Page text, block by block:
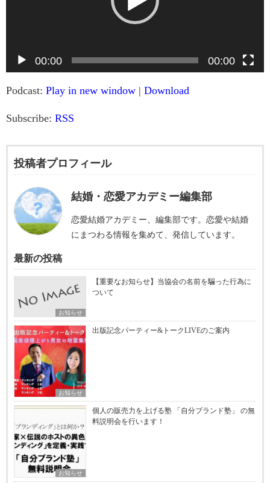
00:00 00:00
Podcast: Play in new window | Download
Subscribe: RSS
投稿者プロフィール
結婚・恋愛アカデミー編集部
恋愛結婚アカデミー、編集部です。恋愛や結婚
にまつわる情報を集めて、発信しています。
最新の投稿
お知らせ
【重要なお知らせ】当協会の名前を騙った行為に
ついて
お知らせ
出版記念パーティー&トークLIVEのご案内
お知らせ
個人の販売力を上げる塾 「自分ブランド塾」 の無
料説明会を行います！